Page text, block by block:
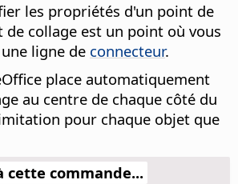
les propriétés d'un point de
de collage est un point où vous
ligne de connecteur.
place automatiquement
au centre de chaque côté du
pour chaque objet que
cette commande...